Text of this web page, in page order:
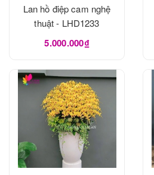
Lan hồ điệp cam nghệ
thuật - LHD1233
5.000.000₫